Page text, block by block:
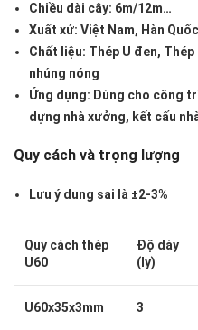
Chiều dài cây: 6m/12m…
Xuất xứ: Việt Nam, Hàn
Chất liệu: Thép U đen, Thép
nhúng nóng
Ứng dụng: Dùng cho công
dựng nhà xưởng, kết cấu
Quy cách và trọng lượng
Lưu ý dung sai là ±2-3%
Quy cách thép
U60
Độ dày
(ly)
U60x35x3mm 3